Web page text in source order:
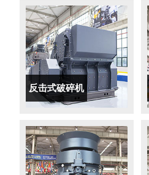
反击式破碎机